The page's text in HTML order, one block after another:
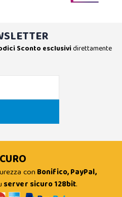
Sconto esclusividirettamente
con Bonifico, PayPal,
server sicuro 128bit.